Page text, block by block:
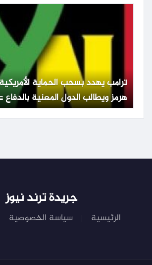
ترامب يهدد بسحب الحماية
هرمز ويطالب الدول المعنية
جريدة ترند نيوز
الرئيسية سياسة الخصوصية